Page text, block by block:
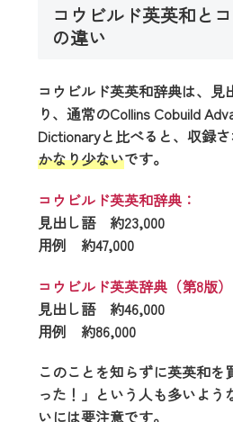
コウビルド英英和と
の違い
コウビルド英英和辞典は、見
り、通常のCollins Cobuild
Dictionaryと比べると、収録
かなり少ないです。
コウビルド英英和辞典：
見出し語 約23,000
用例 約47,000
コウビルド英英辞典（第8版）
見出し語 約46,000
用例 約86,000
このことを知らずに英英和を
った！」という人も多いよ
いには要注意です。